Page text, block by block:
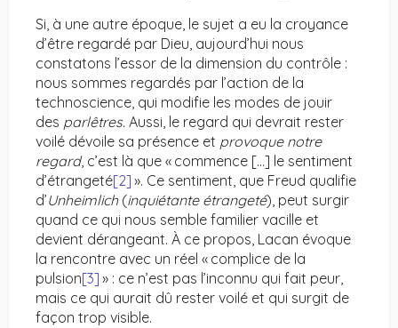
Si, à une autre époque, le sujet a eu la croyance
d’être regardé par Dieu, aujourd’hui nous
constatons l’essor de la dimension du contrôle :
nous sommes regardés par l’action de la
technoscience, qui modifie les modes de jouir
des parlêtres. Aussi, le regard qui devrait rester
voilé dévoile sa présence et provoque notre
regard, c’est là que « commence […] le sentiment
d’étrangeté[2] ». Ce sentiment, que Freud qualifie
d’Unheimlich(inquiétante étrangeté), peut surgir
quand ce qui nous semble familier vacille et
devient dérangeant. À ce propos, Lacan évoque
la rencontre avec un réel « complice de la
pulsion[3] » : ce n’est pas l’inconnu qui fait peur,
mais ce qui aurait dû rester voilé et qui surgit de
façon trop visible.